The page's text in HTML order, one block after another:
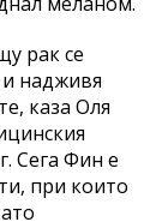
рак се
надживя
каза Оля
Сега Фин е
при които